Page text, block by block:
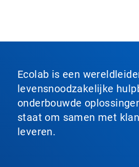
Ecolab is een
levensnoodzakelijke
onderbouwde
staat om samen met
leveren.